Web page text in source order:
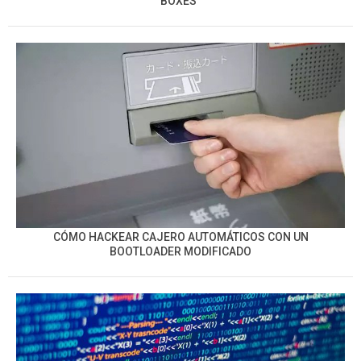
CÓMO HACKEAR CAJERO AUTOMÁTICOS CON UN
BOOTLOADER MODIFICADO